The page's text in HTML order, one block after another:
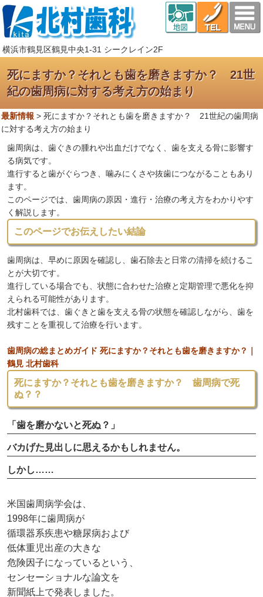
横浜市鶴見区鶴見中央1-31 シークレイン2F
死にますか？それとも歯を磨きますか？ 21世
紀の歯周病に対する考え方の始まり
最新情報 > 死にますか？それとも歯を磨きますか？ 21世紀の歯周病
に対する考え方の始まり
歯周病は、歯ぐきの腫れや出血だけでなく、歯を支える骨に影響す
る病気です。
進行すると歯がぐらつき、噛みにくさや抜歯につながることもあり
ます。
このページでは、歯周病の原因・進行・治療の考え方をわかりやす
く解説します。
このページでお伝えしたい結論
歯周病は、早めに原因を確認し、歯石除去と日常の清掃を続けるこ
とが大切です。
進行している場合でも、状態に合わせた治療と定期管理で悪化を抑
えられる可能性があります。
北村歯科では、歯ぐきと歯を支える骨の状態を確認しながら、歯を
残すことを重視して治療を行います。
歯周病の総まとめガイド 死にますか？それとも歯を磨きますか？｜
鶴見 北村歯科
死にますか？それとも歯を磨きますか？ 歯周病で死
ぬ？？
「歯を磨かないと死ぬ？」
バカげた見出しに思えるかもしれません。
しかし……
米国歯周病学会は、
1998年に歯周病が
循環器系疾患や糖尿病および
低体重児出産の大きな
危険因子になっているという、
センセーショナルな論文を
新聞紙上で発表しました。